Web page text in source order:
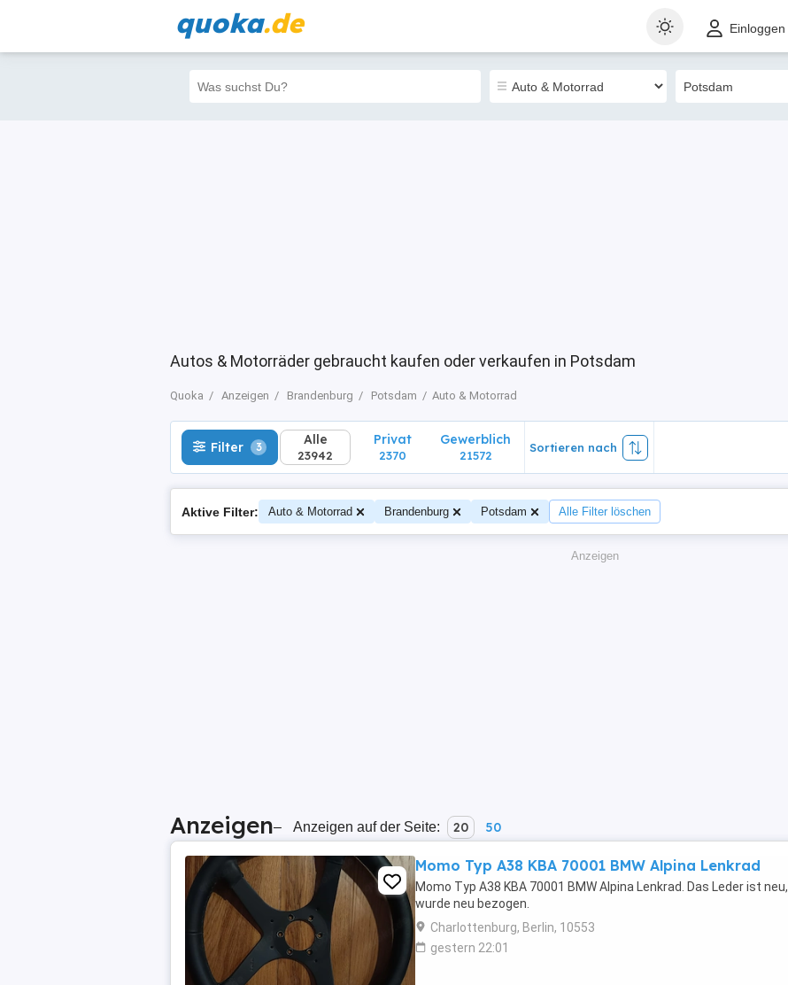
quoka.de Einloggen
Autos & Motorräder gebraucht kaufen oder verkaufen in Potsdam
Quoka Anzeigen Brandenburg Potsdam Auto & Motorrad
Filter 3 Alle
23942
Filter 3 Alle
23942
Privat
2370
Gewerblich
21572
Sortieren nach
Aktive Filter: Auto & Motorrad Brandenburg Potsdam Alle Filter löschen
Anzeigen
Anzeigen– Anzeigen auf der Seite: 20 50
Momo Typ A38 KBA 70001 BMW Alpina Lenkrad
Momo Typ A38 KBA 70001 BMW Alpina Lenkrad. Das Leder ist neu,
wurde neu bezogen.
Charlottenburg, Berlin, 10553
gestern 22:01